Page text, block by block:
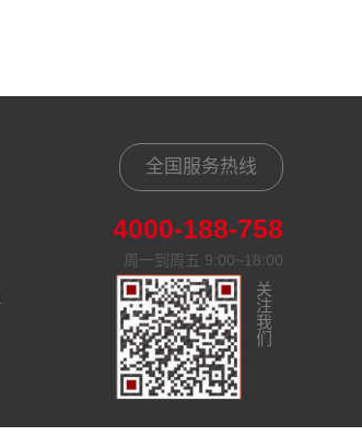
全国服务热线
4000-188-758
周一到周五 9:00~18:00
关注我们